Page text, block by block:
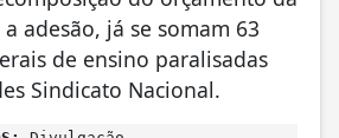
adesão, já se somam 63
de ensino paralisadas
Sindicato Nacional.